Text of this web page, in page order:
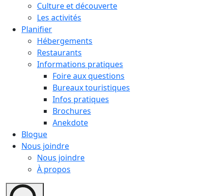
Culture et découverte
Les activités
Planifier
Hébergements
Restaurants
Informations pratiques
Foire aux questions
Bureaux touristiques
Infos pratiques
Brochures
Anekdote
Blogue
Nous joindre
Nous joindre
À propos